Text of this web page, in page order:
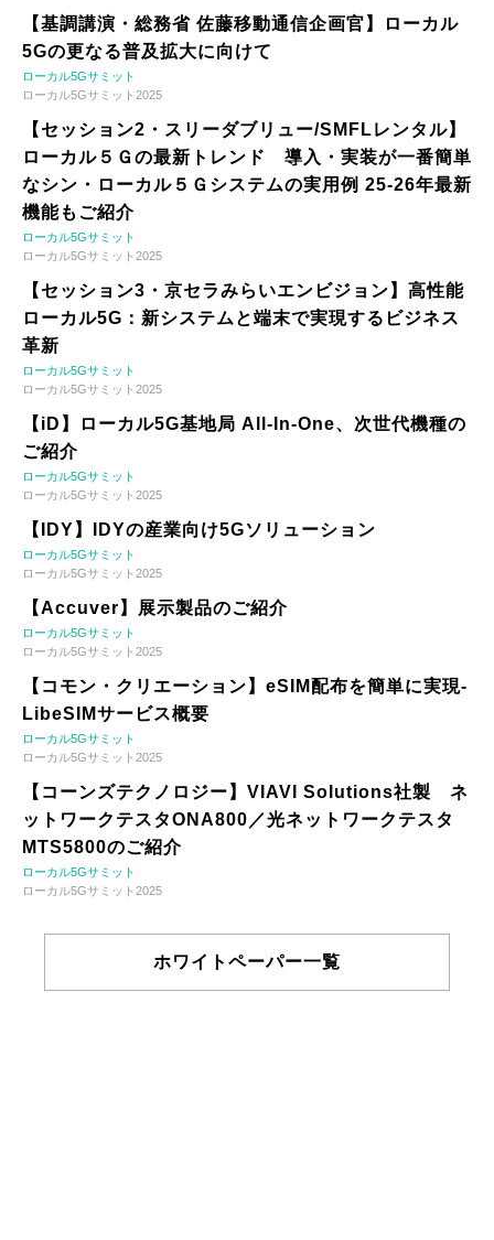
【基調講演・総務省 佐藤移動通信企画官】ローカル
5Gの更なる普及拡大に向けて
ローカル5Gサミット
ローカル5Gサミット2025
【セッション2・スリーダブリュー/SMFLレンタル】
ローカル５Ｇの最新トレンド 導入・実装が一番簡単
なシン・ローカル５Ｇシステムの実用例 25-26年最新
機能もご紹介
ローカル5Gサミット
ローカル5Gサミット2025
【セッション3・京セラみらいエンビジョン】高性能
ローカル5G：新システムと端末で実現するビジネス
革新
ローカル5Gサミット
ローカル5Gサミット2025
【iD】ローカル5G基地局 All-In-One、次世代機種の
ご紹介
ローカル5Gサミット
ローカル5Gサミット2025
【IDY】IDYの産業向け5Gソリューション
ローカル5Gサミット
ローカル5Gサミット2025
【Accuver】展示製品のご紹介
ローカル5Gサミット
ローカル5Gサミット2025
【コモン・クリエーション】eSIM配布を簡単に実現-
LibeSIMサービス概要
ローカル5Gサミット
ローカル5Gサミット2025
【コーンズテクノロジー】VIAVI Solutions社製 ネ
ットワークテスタONA800／光ネットワークテスタ
MTS5800のご紹介
ローカル5Gサミット
ローカル5Gサミット2025
ホワイトペーパー一覧